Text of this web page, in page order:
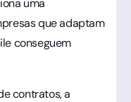
uma
que adaptam
conseguem
contratos, a